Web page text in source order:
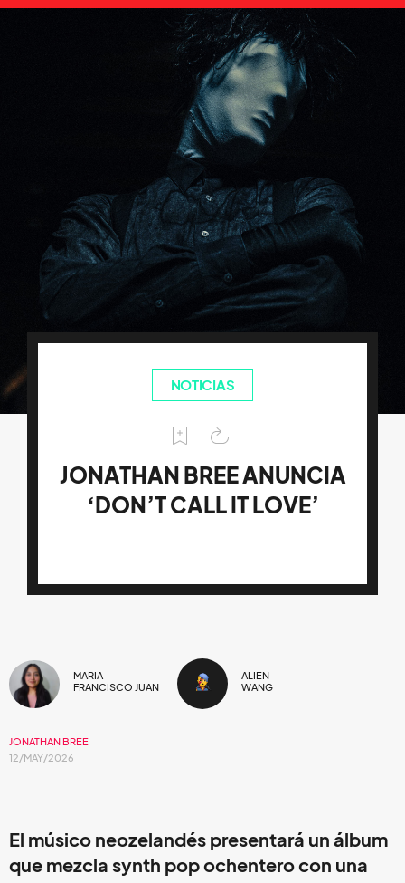
NOTICIAS
JONATHAN BREE ANUNCIA
‘DON’T CALL IT LOVE’
MARIA
FRANCISCO JUAN
ALIEN
WANG
JONATHAN BREE
12/MAY/2026
El músico neozelandés presentará un álbum
que mezcla synth pop ochentero con una